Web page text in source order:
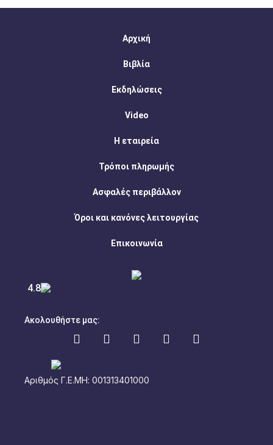
4.8
Αρχική
Βιβλία
Εκδηλώσεις
Video
Η εταιρεία
Τρόποι πληρωμής
Ασφαλές περιβάλλον
Όροι και κανόνες λειτουργίας
Επικοινωνία
Ακολουθήστε μας:
Αριθμός Γ.Ε.ΜΗ: 001313401000